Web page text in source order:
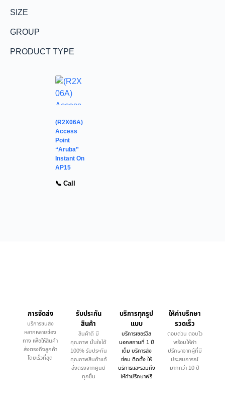
SIZE
GROUP
PRODUCT TYPE
(R2X06A)
Access
Point
“Aruba”
Instant On
AP15
📞 Call
การจัดส่ง
บริการขนส่ง
หลากหลายช่อง
ทาง เพื่อให้สินค้า
ส่งตรงถึงลูกค้า
โดยเร็วที่สุด
รับประกัน
สินค้า
สินค้าดี มี
คุณภาพ มั่นใจได้
100% รับประกัน
คุณภาพสินค้าแท้
ส่งตรงจากศูนย์
ทุกชิ้น
บริการทุกรูป
แบบ
บริการเซอร์วิส
นอกสถานที่ 1 ปี
เต็ม บริการส่ง
ซ่อม ติดตั้ง ให้
บริการและรวมถึง
ให้คำปรึกษาฟรี
ให้คำบรึกษา
รวดเร็ว
ตอบด่วน ตอบไว
พร้อมให้คำ
ปรึกษาจากผู้ที่มี
ประสบการณ์
มากกว่า 10 ปี